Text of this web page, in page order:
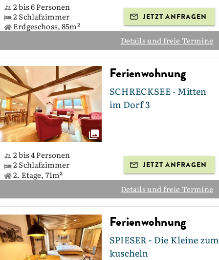
2 bis 6 Personen
2 Schlafzimmer
Erdgeschoss, 85m²
JETZT ANFRAGEN
Details und freie Termine
Ferienwohnung
SCHRECKSEE - Mitten
im Dorf 3
2 bis 4 Personen
2 Schlafzimmer
2. Etage, 71m²
JETZT ANFRAGEN
Details und freie Termine
Ferienwohnung
SPIESER - Die Kleine zum
kuscheln